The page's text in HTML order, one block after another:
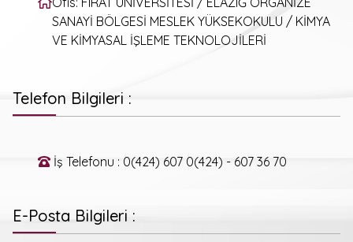
SANAYİ BÖLGESİ MESLEK YÜKSEKOKULU / KİMYA
VE KİMYASAL İŞLEME TEKNOLOJİLERİ
Telefon Bilgileri :
İş Telefonu : 0(424) 607 0(424) - 607 36 70
E-Posta Bilgileri :